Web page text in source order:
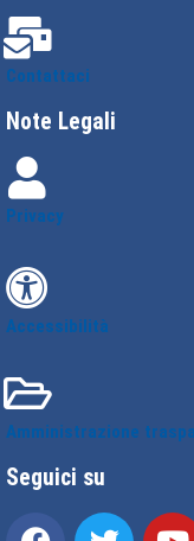
Contattaci
Note Legali
Privacy
Accessibilità
Amministrazione
Seguici su